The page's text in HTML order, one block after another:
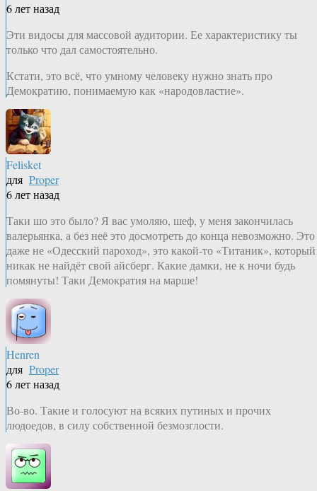
6 лет назад
Эти видосы для массовой аудитории. Ее характеристику ты
только что дал самостоятельно.
Кстати, это всё, что умному человеку нужно знать про
Демократию, понимаемую как «народовластие».
Felisket
для Proper
6 лет назад
Таки шо это было? Я вас умоляю, шеф, у меня закончилась
валерьянка, а без неё это досмотреть до конца невозможно. Это
даже не «Одесский пароход», это какой-то «Титаник», который
никак не найдёт свой айсберг. Какие дамки, не к ночи будь
помянуты! Таки Демократия на марше!
Henren
для Proper
6 лет назад
Во-во. Такие и голосуют на всяких путиных и прочих
людоедов, в силу собственной безмозглости.